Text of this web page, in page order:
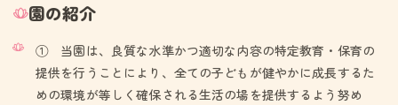
園の紹介
① 当園は、良質な水準かつ適切な内容の特定教育・保育の
提供を行うことにより、全ての子どもが健やかに成長するた
めの環境が等しく確保される生活の場を提供するよう努め